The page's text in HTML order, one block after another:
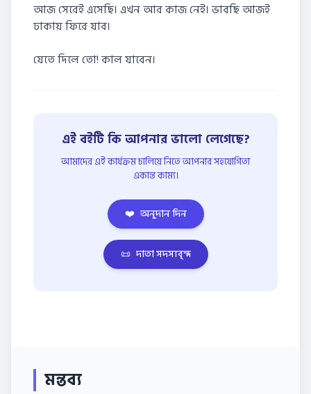
আজ সেরেই এসেছি। এখন আর কাজ নেই। ভাবছি আজই
ঢাকায় ফিরে যাব।
যেতে দিলে তো! কাল যাবেন।
এই বইটি কি আপনার ভালো লেগেছে?
আমাদের এই কার্যক্রম চালিয়ে নিতে আপনার সহযোগিতা
একান্ত কাম্য।
❤️ অনুদান দিন
📜 দাতা সদস্যবৃন্দ
মন্তব্য